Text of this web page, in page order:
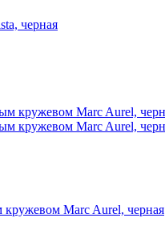
черная
Marc Aurel, черная